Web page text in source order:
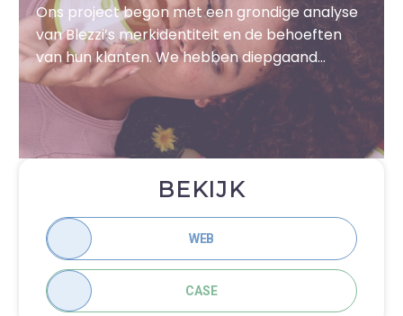
BEKIJK
WEB
CASE
Ons project begon met een grondige analyse
van Blezzi’s merkidentiteit en de behoeften
van hun klanten. We hebben diepgaand
onderzoek gedaan naar de markt en de
concurrentie om de unieke positie van Blezzi
te begrijpen. Dit stelde ons in staat om een
ontwerpstrategie te ontwikkelen die hun
hun doelgroep weerspiegelt.